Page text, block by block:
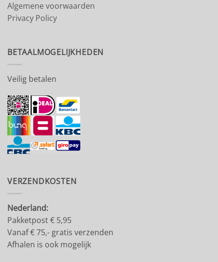
Algemene voorwaarden
Privacy Policy
BETAALMOGELIJKHEDEN
Veilig betalen
VERZENDKOSTEN
Nederland:
Pakketpost € 5,95
Vanaf € 75,- gratis verzenden
Afhalen is ook mogelijk